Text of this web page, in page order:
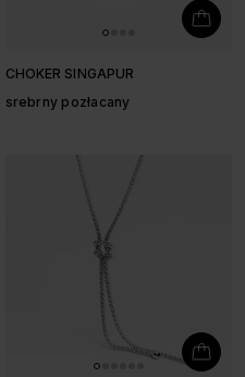
CHOKER SINGAPUR
srebrny pozłacany